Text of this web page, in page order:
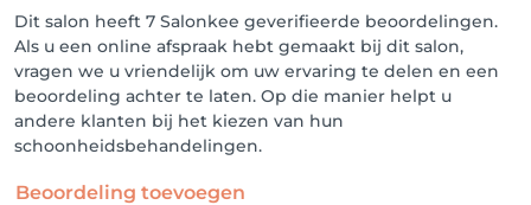
Dit salon heeft 7 Salonkee geverifieerde beoordelingen.
Als u een online afspraak hebt gemaakt bij dit salon,
vragen we u vriendelijk om uw ervaring te delen en een
beoordeling achter te laten. Op die manier helpt u
andere klanten bij het kiezen van hun
schoonheidsbehandelingen.
Beoordeling toevoegen